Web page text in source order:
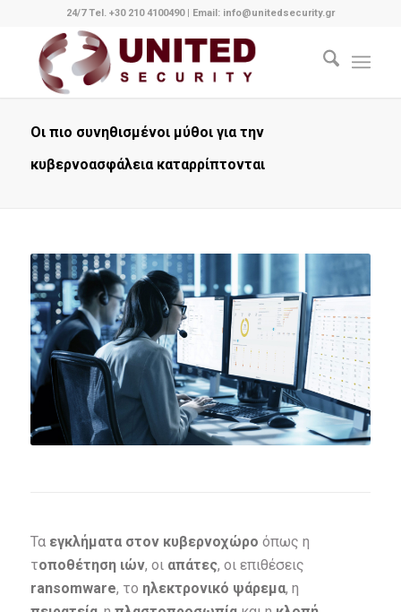
24/7 Tel. +30 210 4100490 | Email: info@unitedsecurity.gr
Οι πιο συνηθισμένοι μύθοι για την
κυβερνοασφάλεια καταρρίπτονται
Τα εγκλήματα στον κυβερνοχώρο όπως η
τοποθέτηση ιών, οι απάτες, οι επιθέσεις
ransomware, το ηλεκτρονικό ψάρεμα, η